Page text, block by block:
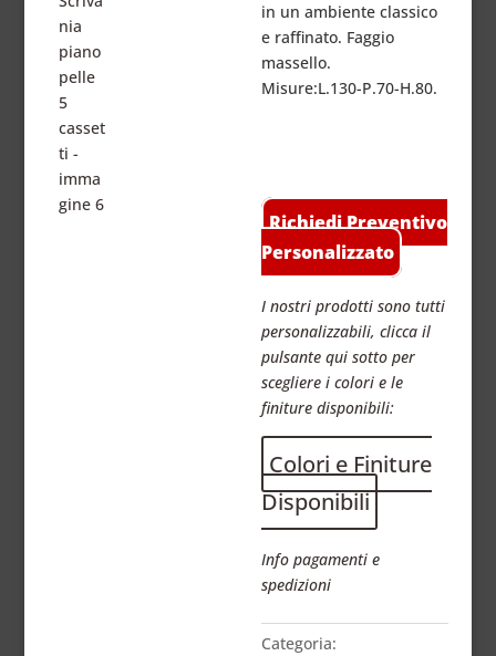
in un ambiente classico
e raffinato. Faggio
massello.
Misure:L.130-P.70-H.80.
Richiedi Preventivo
Personalizzato
I nostri prodotti sono tutti
personalizzabili, clicca il
pulsante qui sotto per
scegliere i colori e le
finiture disponibili:
Colori e Finiture
Disponibili
Info pagamenti e
spedizioni
Categoria: